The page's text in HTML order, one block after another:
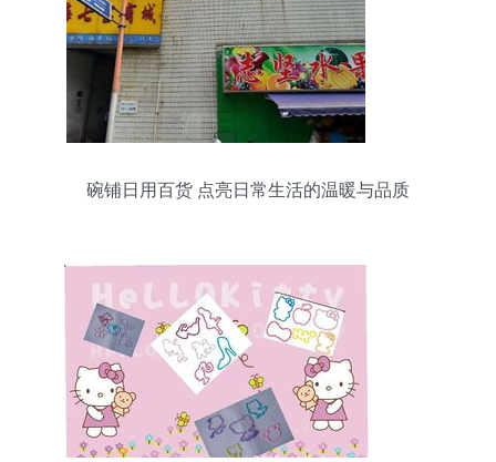
碗铺日用百货 点亮日常生活的温暖与品质